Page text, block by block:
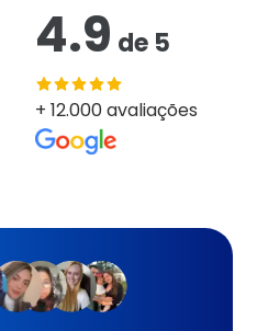
4.9 de 5
+ 12.000 avaliações